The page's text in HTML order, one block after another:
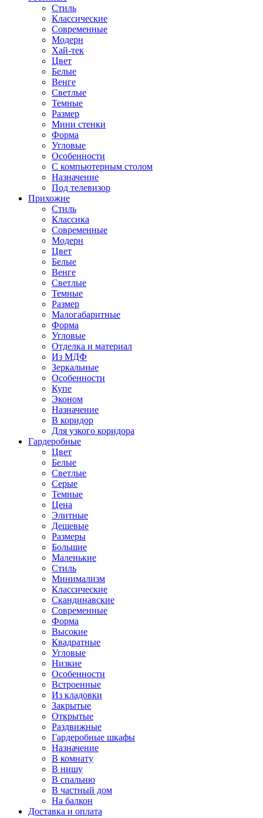
Стиль
Классические
Современные
Модерн
Хай-тек
Цвет
Белые
Венге
Светлые
Темные
Размер
Мини стенки
Форма
Угловые
Особенности
С компьютерным столом
Назначение
Под телевизор
Прихожие
Стиль
Классика
Современные
Модерн
Цвет
Белые
Венге
Светлые
Темные
Размер
Малогабаритные
Форма
Угловые
Отделка и материал
Из МДФ
Зеркальные
Особенности
Купе
Эконом
Назначение
В коридор
Для узкого коридора
Гардеробные
Цвет
Белые
Светлые
Серые
Темные
Цена
Элитные
Дешевые
Размеры
Большие
Маленькие
Стиль
Минимализм
Классические
Скандинавские
Современные
Форма
Высокие
Квадратные
Угловые
Низкие
Особенности
Встроенные
Из кладовки
Закрытые
Открытые
Раздвижные
Гардеробные шкафы
Назначение
В комнату
В нишу
В спальню
В частный дом
На балкон
Доставка и оплата